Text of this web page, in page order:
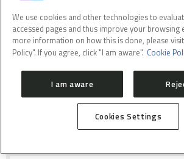
A caracterização
composto
sintetizado pela
We use cookies and other technologies to
accessed pages and thus improve your browsing
more information on how this is done, please
Policy". If you agree, click "I am aware". Cookie
I am aware
Cookies Settings